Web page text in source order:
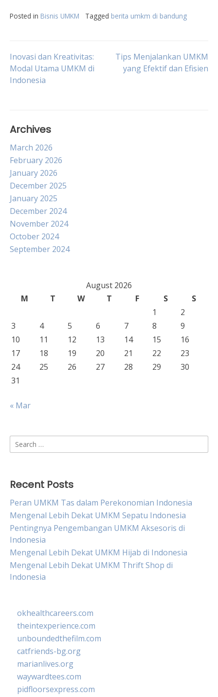
Posted in Bisnis UMKM Tagged berita umkm di bandung
Post
navigation
Inovasi dan Kreativitas:
Modal Utama UMKM di
Indonesia
Tips Menjalankan UMKM
yang Efektif dan Efisien
Archives
March 2026
February 2026
January 2026
December 2025
January 2025
December 2024
November 2024
October 2024
September 2024
August 2026
M
T W T F S
S
1
2
3
4 5 6 7 8
9
10
11 12 13 14 15
16
17
18 19 20 21 22
23
24
25 26 27 28 29
30
31
« Mar
Search
for:
Recent Posts
Peran UMKM Tas dalam Perekonomian Indonesia
Mengenal Lebih Dekat UMKM Sepatu Indonesia
Pentingnya Pengembangan UMKM Aksesoris di
Indonesia
Mengenal Lebih Dekat UMKM Hijab di Indonesia
Mengenal Lebih Dekat UMKM Thrift Shop di
Indonesia
okhealthcareers.com
theintexperience.com
unboundedthefilm.com
catfriends-bg.org
marianlives.org
waywardtees.com
pidfloorsexpress.com